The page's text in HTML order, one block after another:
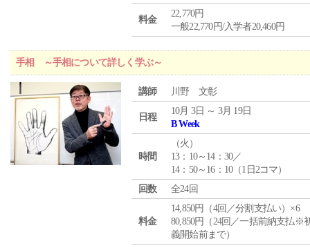
料金
22,770円
一般22,770円/入学者20,460円
手相 ～手相について詳しく学ぶ～
講師 川野 文彰
日程
10月 3日 ～ 3月 19日
B Week
時間
（火 ）
13：10～14：30／
14：50～16：10（1日2コマ）
回数
全24回
料金
14,850円（4回／分割支払い）×6
80,850円（24回／一括前納支払※
義開始前まで）